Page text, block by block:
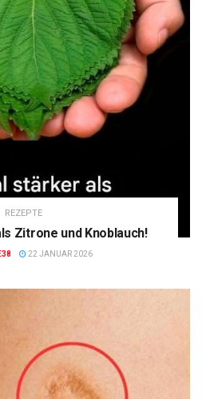
REZEPTE
Zitrone und Knoblauch!
22 JANUAR 2026